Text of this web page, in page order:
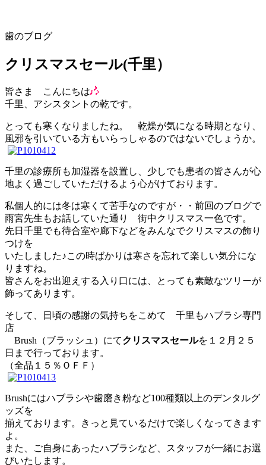
歯のブログ
クリスマスセール(千里）
皆さま こんにちは
千里、アシスタントの乾です。
とっても寒くなりましたね。 乾燥が気になる時期となり、
風邪を引いている方もいらっしゃるのではないでしょうか。
千里の診療所も加湿器を設置し、少しでも患者の皆さんが心
地よく過ごしていただけるよう心がけております。
私個人的には冬は寒くて苦手なのですが・・前回のブログで
雨宮先生もお話していた通り 街中クリスマス一色です。
先日千里でも待合室や廊下などをみんなでクリスマスの飾り
つけを
いたしました♪この時ばかりは寒さを忘れて楽しい気分にな
りますね。
皆さんをお出迎えする入り口には、とっても素敵なツリーが
飾ってあります。
そして、日頃の感謝の気持ちをこめて 千里もハブラシ専門
店
Brush（ブラッシュ）にてクリスマスセールを１２月２５
日まで行っております。
（全品１５％ＯＦＦ）
Brushにはハブラシや歯磨き粉など100種類以上のデンタルグ
ッズを
揃えております。きっと見ているだけで楽しくなってきます
よ。
また、ご自身にあったハブラシなど、スタッフが一緒にお選
びいたします。